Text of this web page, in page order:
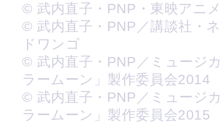
© 武内直子・PNP・東映アニ
© 武内直子・PNP／講談社・
ドワンゴ
© 武内直子・PNP／ミュージ
ラームーン」製作委員会2014
© 武内直子・PNP／ミュージ
ラームーン」製作委員会2015